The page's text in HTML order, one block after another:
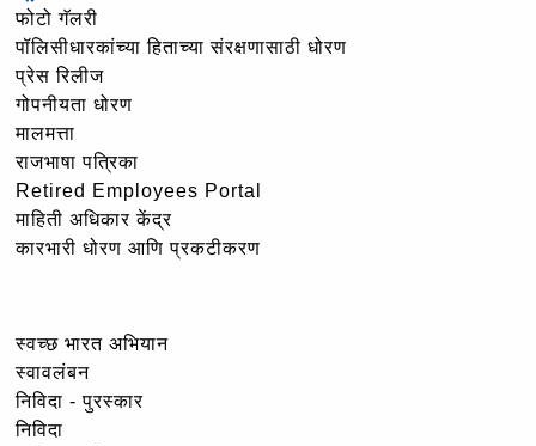
फोटो गॅलरी
पॉलिसीधारकांच्या हिताच्या संरक्षणासाठी धोरण
प्रेस रिलीज
गोपनीयता धोरण
मालमत्ता
राजभाषा पत्रिका
Retired Employees Portal
माहिती अधिकार केंद्र
कारभारी धोरण आणि प्रकटीकरण
स्वच्छ भारत अभियान
स्वावलंबन
निविदा - पुरस्कार
निविदा